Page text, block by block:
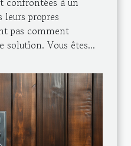
leurs propres
pas comment
solution. Vous êtes...